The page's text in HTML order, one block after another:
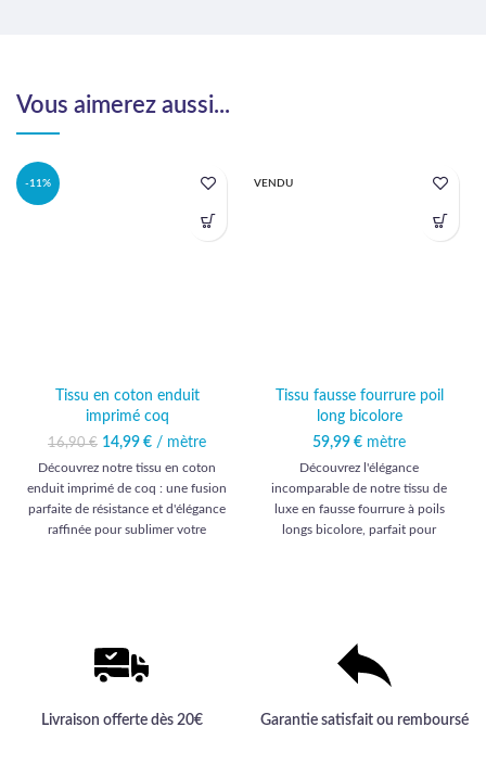
Vous aimerez aussi...
-11%
Tissu en coton enduit
imprimé coq
16,90€
Le prix initial était :
16,90 €.
14,99 €
Le prix
actuel est :
14,99 €.
/ mètre
Découvrez notre tissu en coton
enduit imprimé de coq : une fusion
parfaite de résistance et d'élégance
raffinée pour sublimer votre
VENDU
Tissu fausse fourrure poil
long bicolore
59,99 € mètre
Découvrez l'élégance
incomparable de notre tissu de
luxe en fausse fourrure à poils
longs bicolore, parfait pour
Livraison offerte dès 20€ Garantie satisfait ou remboursé